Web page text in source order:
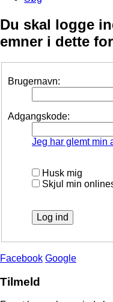
Du skal logge
emner i dette
Brugernavn:
Adgangskode:
Jeg har glemt min
Husk mig
Skjul min
Facebook Google
Tilmeld